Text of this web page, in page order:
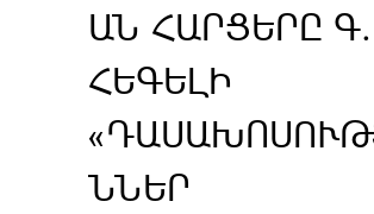
ԱՆ ՀԱՐՑԵՐԸ Գ.
ՀԵԳԵԼԻ
ՆՆԵՐ